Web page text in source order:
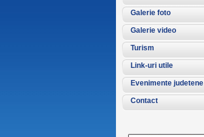
Galerie foto
Galerie video
Turism
Link-uri utile
Evenimente judetene
Contact